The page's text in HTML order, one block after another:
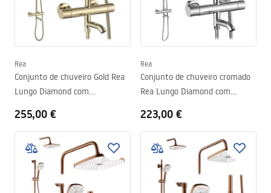
Rea
Conjunto de chuveiro Gold Rea
Lungo Diamond com
255,00 €
Rea
Conjunto de chuveiro cromado
Rea Lungo Diamond com
223,00 €